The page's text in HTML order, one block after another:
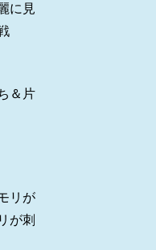
に見
＆片
リが
が刺